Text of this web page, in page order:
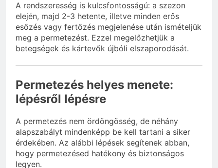
A rendszeresség is kulcsfontosságú: a szezon
elején, majd 2-3 hetente, illetve minden erős
esőzés vagy fertőzés megjelenése után ismételjük
meg a permetezést. Ezzel megelőzhetjük a
betegségek és kártevők újbóli elszaporodását.
Permetezés helyes menete:
lépésről lépésre
A permetezés nem ördöngösség, de néhány
alapszabályt mindenképp be kell tartani a siker
érdekében. Az alábbi lépések segítenek abban,
hogy permetezésed hatékony és biztonságos
legyen.